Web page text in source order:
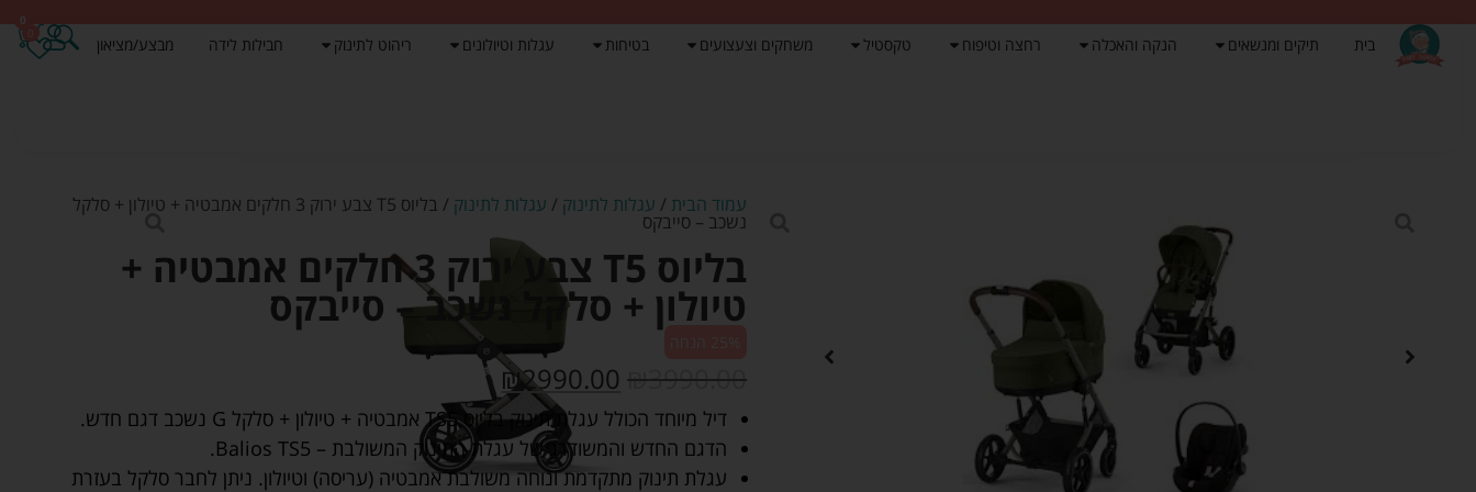
בית תיקים ומנשאים הנקה והאכלה רחצה וטיפוח טקסטיל משחקים וצעצועים בטיחות עגלות וטיולונים ריהוט לתינוק חבילות לידה מבצע/מציאון
0
עמוד הבית / עגלות לתינוק / עגלות לתינוק / בליוס T5 צבע ירוק 3 חלקים אמבטיה + טיולון + סלקל
נשכב – סייבקס
בליוס T5 צבע ירוק 3 חלקים אמבטיה +
טיולון + סלקל נשכב – סייבקס
₪3990.00
₪2990.00
דיל מיוחד הכולל עגלת תינוק בליוס TS5 אמבטיה + טיולון + סלקל G נשכב דגם חדש.
הדגם החדש והמשודרג של עגלת התינוק המשולבת – Balios TS5.
עגלת תינוק מתקדמת ונוחה משולבת אמבטיה (עריסה) וטיולון. ניתן לחבר סלקל בעזרת